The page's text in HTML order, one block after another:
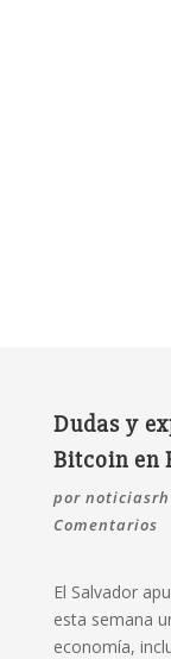
Dudas y
Bitcoin en
por noticiasrh
Comentarios
El Salvador
esta semana
economía,